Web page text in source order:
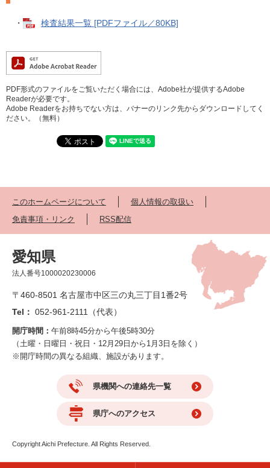
・ 検査結果一覧 [PDFファイル／80KB]
PDF形式のファイルをご覧いただく場合には、Adobe社が提供するAdobe
Readerが必要です。
Adobe Readerをお持ちでない方は、バナーのリンク先からダウンロードしてく
ださい。（無料）
このホームページについて
個人情報の取扱い
免責事項・リンク
RSS配信
愛知県
法人番号1000020230006
〒460-8501 名古屋市中区三の丸三丁目1番2号
Tel： 052-961-2111（代表）
開庁時間： 午前8時45分から午後5時30分
（土曜・日曜日・祝日・12月29日から1月3日を除く）
※開庁時間の異なる組織、施設があります。
県機関への連絡先一覧
県庁へのアクセス
Copyright Aichi Prefecture. All Rights Reserved.